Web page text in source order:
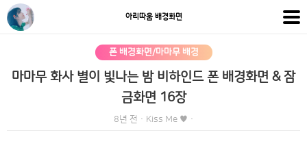
아리따움 배경화면
폰 배경화면/마마무 배경
마마무 화사 별이 빛나는 밤 비하인드 폰 배경화면 & 잠
금화면 16장
8년 전 · Kiss Me ♥ ·